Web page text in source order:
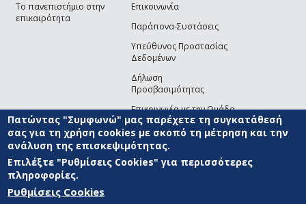
Το πανεπιστήμιο στην
επικαιρότητα
Επικοινωνία
Παράπονα-Συστάσεις
Υπεύθυνος Προστασίας
Δεδομένων
Δήλωση
Προσβασιμότητας
Επικοινωνία με την Ομάδα
Ανάπτυξης του site(link sends e-mail)
© ΠΑΝΕΠΙΣΤΗΜΙΟ ΑΙΓΑΙΟΥ ΟΡΟΙ ΧΡΗΣΗΣ
ΑΝΑΠΤΥΞΗΣ
Πατώντας "Συμφωνώ" μας παρέχετε τη συγκατάθεσή
σας για τη χρήση cookies με σκοπό τη μέτρηση και την
ανάλυση της επισκεψιμότητας.
Επιλέξτε "Ρυθμίσεις Cookies" για περισσότερες
πληροφορίες.
Ρυθμίσεις Cookies